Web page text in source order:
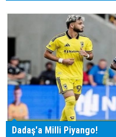
Dadaş'a Milli Piyango!